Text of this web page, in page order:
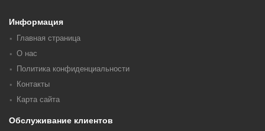
Информация
Главная страница
О нас
Политика конфиденциальности
Контакты
Карта сайта
Обслуживание клиентов